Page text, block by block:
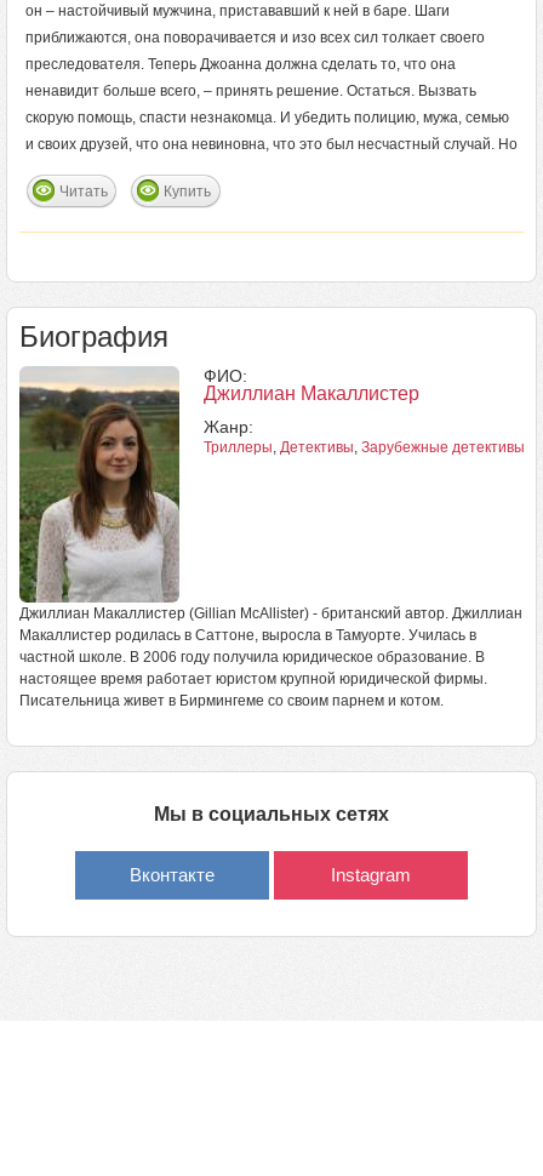
он – настойчивый мужчина, пристававший к ней в баре. Шаги
приближаются, она поворачивается и изо всех сил толкает своего
преследователя. Теперь Джоанна должна сделать то, что она
ненавидит больше всего, – принять решение. Остаться. Вызвать
скорую помощь, спасти незнакомца. И убедить полицию, мужа, семью
и своих друзей, что она невиновна, что это был несчастный случай. Но
Читать Купить
Биография
ФИО:
Джиллиан Макаллистер
Жанр:
Триллеры, Детективы, Зарубежные детективы
Джиллиан Макаллистер (Gillian McAllister) - британский автор. Джиллиан
Макаллистер родилась в Саттоне, выросла в Тамуорте. Училась в
частной школе. В 2006 году получила юридическое образование. В
настоящее время работает юристом крупной юридической фирмы.
Писательница живет в Бирмингеме со своим парнем и котом.
Мы в социальных сетях
Вконтакте Instagram